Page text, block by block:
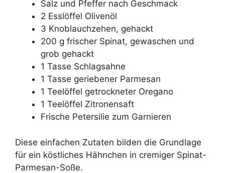
Salz und Pfeffer nach Geschmack
2 Esslöffel Olivenöl
3 Knoblauchzehen, gehackt
200 g frischer Spinat, gewaschen und
grob gehackt
1 Tasse Schlagsahne
1 Tasse geriebener Parmesan
1 Teelöffel getrockneter Oregano
1 Teelöffel Zitronensaft
Frische Petersilie zum Garnieren
Diese einfachen Zutaten bilden die Grundlage
für ein köstliches Hähnchen in cremiger Spinat-
Parmesan-Soße.